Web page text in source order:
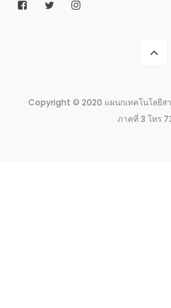
Copyright © 2020 แผนกเทคโนโลยีส
ภาคที่ 3 โทร